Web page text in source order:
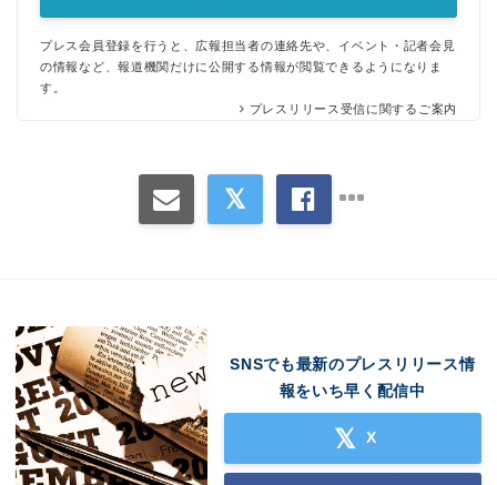
プレス会員登録を行うと、広報担当者の連絡先や、イベント・記者会見
の情報など、報道機関だけに公開する情報が閲覧できるようになりま
す。
プレスリリース受信に関するご案内
SNSでも最新のプレスリリース情
報をいち早く配信中
X
English